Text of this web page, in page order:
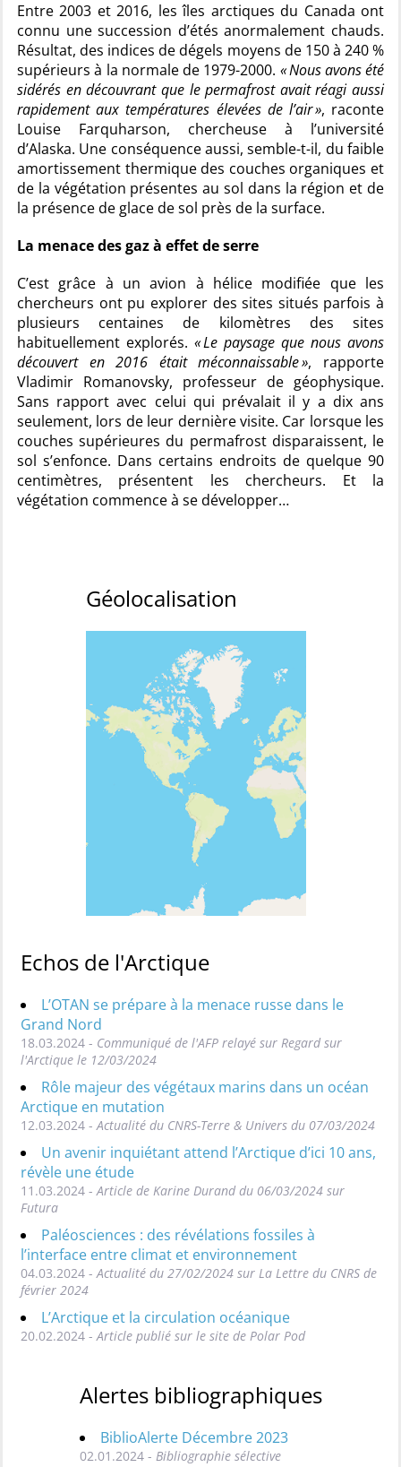
Entre 2003 et 2016, les îles arctiques du Canada ont
connu une succession d’étés anormalement chauds.
Résultat, des indices de dégels moyens de 150 à 240 %
supérieurs à la normale de 1979-2000. « Nous avons été
sidérés en découvrant que le permafrost avait réagi aussi
rapidement aux températures élevées de l’air », raconte
Louise Farquharson, chercheuse à l’université
d’Alaska. Une conséquence aussi, semble-t-il, du faible
amortissement thermique des couches organiques et
de la végétation présentes au sol dans la région et de
la présence de glace de sol près de la surface.
La menace des gaz à effet de serre
C’est grâce à un avion à hélice modifiée que les
chercheurs ont pu explorer des sites situés parfois à
plusieurs centaines de kilomètres des sites
habituellement explorés. « Le paysage que nous avons
découvert en 2016 était méconnaissable », rapporte
Vladimir Romanovsky, professeur de géophysique.
Sans rapport avec celui qui prévalait il y a dix ans
seulement, lors de leur dernière visite. Car lorsque les
couches supérieures du permafrost disparaissent, le
sol s’enfonce. Dans certains endroits de quelque 90
centimètres, présentent les chercheurs. Et la
végétation commence à se développer…
Géolocalisation
Echos de l'Arctique
L’OTAN se prépare à la menace russe dans le
Grand Nord
18.03.2024 - Communiqué de l'AFP relayé sur Regard sur
l'Arctique le 12/03/2024
Rôle majeur des végétaux marins dans un océan
Arctique en mutation
12.03.2024 - Actualité du CNRS-Terre & Univers du 07/03/2024
Un avenir inquiétant attend l’Arctique d’ici 10 ans,
révèle une étude
11.03.2024 - Article de Karine Durand du 06/03/2024 sur
Futura
Paléosciences : des révélations fossiles à
l’interface entre climat et environnement
04.03.2024 - Actualité du 27/02/2024 sur La Lettre du CNRS de
février 2024
L’Arctique et la circulation océanique
20.02.2024 - Article publié sur le site de Polar Pod
Alertes bibliographiques
BiblioAlerte Décembre 2023
02.01.2024 - Bibliographie sélective